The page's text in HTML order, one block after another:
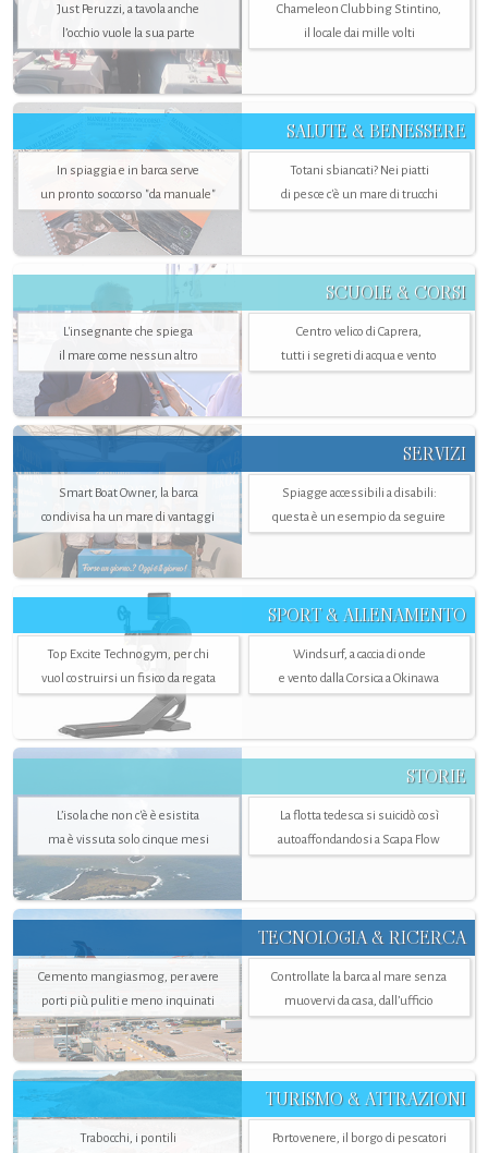
Just Peruzzi, a tavola anche
l’occhio vuole la sua parte
Chameleon Clubbing Stintino,
il locale dai mille volti
SALUTE & BENESSERE
In spiaggia e in barca serve
un pronto soccorso "da manuale"
Totani sbiancati? Nei piatti
di pesce c'è un mare di trucchi
SCUOLE & CORSI
L'insegnante che spiega
il mare come nessun altro
Centro velico di Caprera,
tutti i segreti di acqua e vento
SERVIZI
Smart Boat Owner, la barca
condivisa ha un mare di vantaggi
Spiagge accessibili a disabili:
questa è un esempio da seguire
SPORT & ALLENAMENTO
Top Excite Technogym, per chi
vuol costruirsi un fisico da regata
Windsurf, a caccia di onde
e vento dalla Corsica a Okinawa
STORIE
L’isola che non c'è è esistita
ma è vissuta solo cinque mesi
La flotta tedesca si suicidò così
autoaffondandosi a Scapa Flow
TECNOLOGIA & RICERCA
Cemento mangiasmog, per avere
porti più puliti e meno inquinati
Controllate la barca al mare senza
muovervi da casa, dall’ufficio
TURISMO & ATTRAZIONI
Trabocchi, i pontili
Portovenere, il borgo di pescatori